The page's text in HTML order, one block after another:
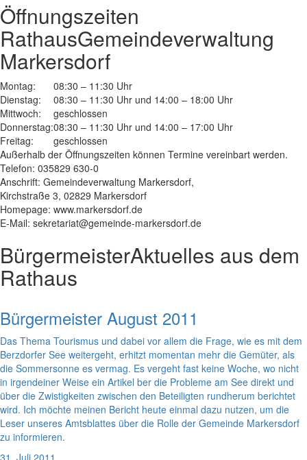
Öffnungszeiten
RathausGemeindeverwaltung
Markersdorf
Montag:
08:30 – 11:30 Uhr
Dienstag:
08:30 – 11:30 Uhr und 14:00 – 18:00 Uhr
Mittwoch:
geschlossen
Donnerstag:08:30 – 11:30 Uhr und 14:00 – 17:00 Uhr
Freitag:
geschlossen
Außerhalb der Öffnungszeiten können Termine vereinbart werden.
Telefon: 035829 630-0
Anschrift: Gemeindeverwaltung Markersdorf,
Kirchstraße 3, 02829 Markersdorf
Homepage: www.markersdorf.de
E-Mail: sekretariat@gemeinde-markersdorf.de
BürgermeisterAktuelles aus dem
Rathaus
Bürgermeister August 2011
Das Thema Tourismus und dabei vor allem die Frage, wie es mit dem
Berzdorfer See weitergeht, erhitzt momentan mehr die Gemüter, als
die Sommersonne es vermag. Es vergeht fast keine Woche, wo nicht
in irgendeiner Weise ein Artikel ber die Probleme am See direkt und
über die Zwistigkeiten zwischen den Beteiligten rundherum berichtet
wird. Ich möchte meinen Bericht heute einmal dazu nutzen, um die
Leser unseres Amtsblattes über die Rolle der Gemeinde Markersdorf
zu informieren.